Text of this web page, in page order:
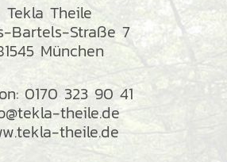
Tekla Theile
Bartels-Straße 7
München
0170 323 90 41
theile.de
theile.de